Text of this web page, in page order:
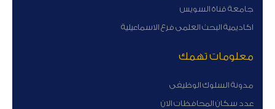
جامعة قناة السويس
اكاديمية البحث العلمى فرع الاسماعيلية
معلومات تهمك
مدونة السلوك الوظيفى
عدد سكان المحافظات الان